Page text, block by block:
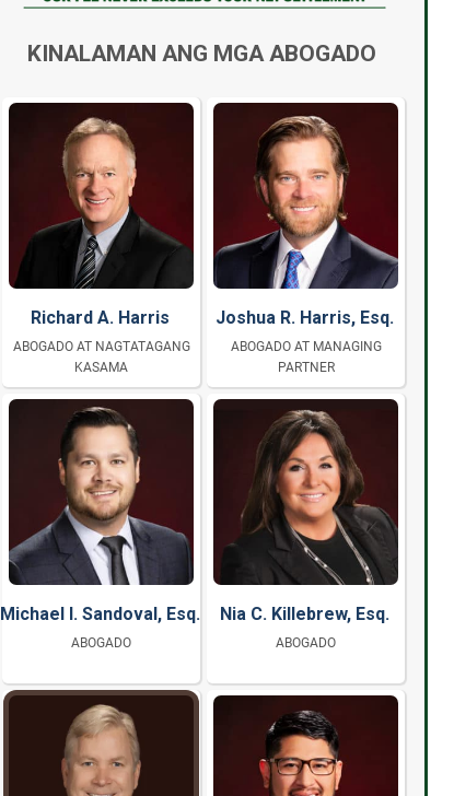
KINALAMAN ANG MGA ABOGADO
Richard A. Harris
ABOGADO AT NAGTATAGANG
KASAMA
Joshua R. Harris, Esq.
ABOGADO AT MANAGING
PARTNER
Michael I. Sandoval, Esq.
ABOGADO
Nia C. Killebrew, Esq.
ABOGADO